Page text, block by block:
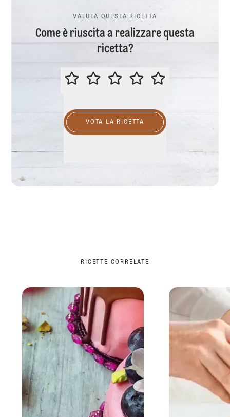
VALUTA QUESTA RICETTA
Come è riuscita a realizzare questa
ricetta?
VALUTA QUESTA RICETTA
VOTA LA RICETTA
RICETTE CORRELATE